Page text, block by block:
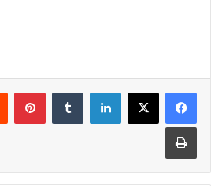
لينكدإن بينتيريست